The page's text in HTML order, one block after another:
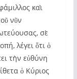
καὶ
νῦν
σὲ
λέγει ὅτι ὁ
τὴν εὐθύνη
ὁ Κύριος